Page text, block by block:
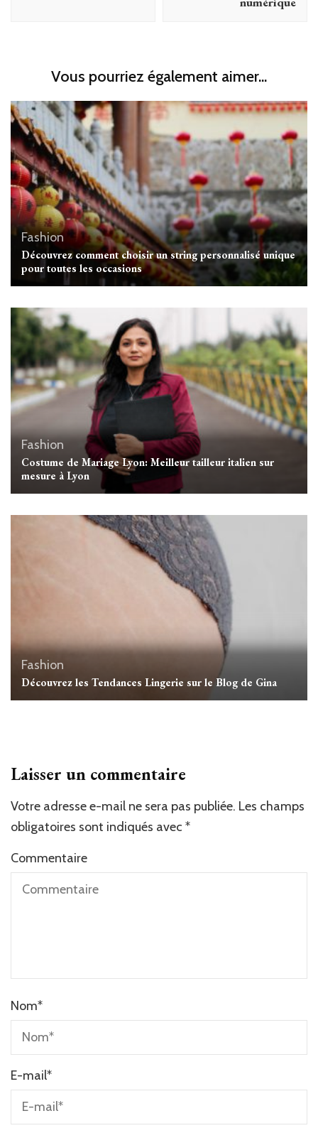
Vous pourriez également aimer...
Fashion
Découvrez comment choisir un string personnalisé unique
pour toutes les occasions
Fashion
Costume de Mariage Lyon: Meilleur tailleur italien sur
mesure à Lyon
Fashion
Découvrez les Tendances Lingerie sur le Blog de Gina
Laisser un commentaire
Votre adresse e-mail ne sera pas publiée. Les champs
obligatoires sont indiqués avec *
Commentaire
Nom*
E-mail*